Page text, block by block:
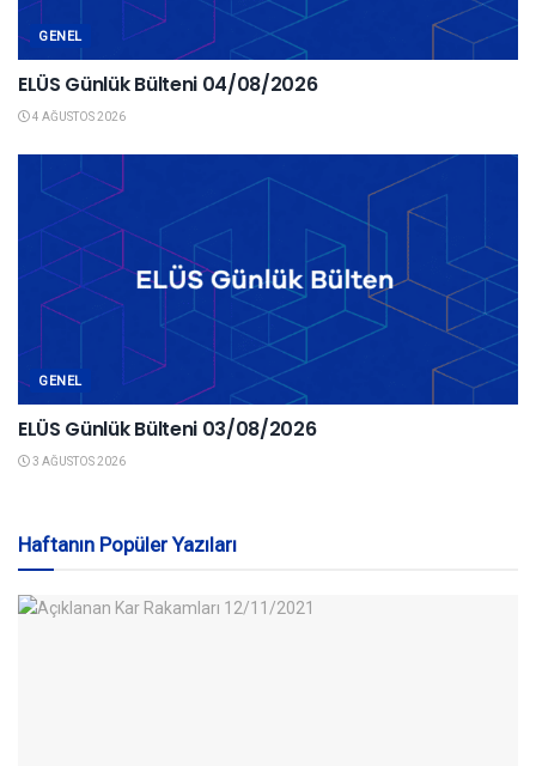
GENEL
ELÜS Günlük Bülteni 04/08/2026
4 AĞUSTOS 2026
GENEL
ELÜS Günlük Bülteni 03/08/2026
3 AĞUSTOS 2026
Haftanın Popüler Yazıları